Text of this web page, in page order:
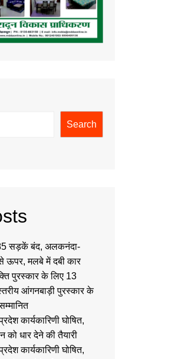
Search
85 सड़कें बंद, अलकनंदा-
ऊपर, मलबे में दबी कार
पुरस्कार के लिए 13
आंगनबाड़ी पुरस्कार के
कार्यकारिणी घोषित,
धार देने की तैयारी
कार्यकारिणी घोषित,